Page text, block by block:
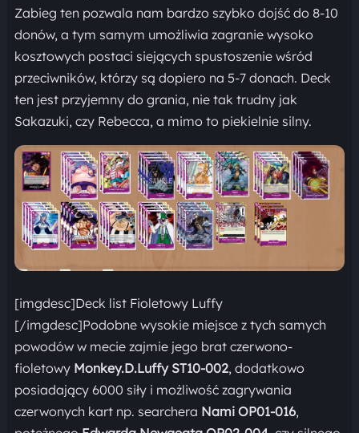
Zabieg ten pozwala nam bardzo szybko dojść do 8-10
donów, a tym samym umożliwia zagranie wysoko
kosztowych postaci siejących spustoszenie wśród
przeciwników, którzy są dopiero na 5-7 donach. Deck
ten jest przyjemny do grania, nie tak trudny jak
Sakazuki, czy Rebecca, a mimo to piekielnie silny.
[imgdesc]Deck list Fioletowy Luffy
[/imgdesc]Podobne wysokie miejsce z tych samych
powodów w mecie zajmie jego brat czerwono-
fioletowy Monkey.D.Luffy ST10-002, dodatkowo
posiadający 6000 siły i możliwość zagrywania
czerwonych kart np. searchera Nami OP01-016,